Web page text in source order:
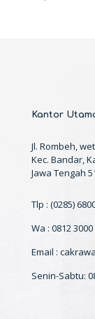
Kantor
Jl. Rombeh,
Kec. Bandar,
Jawa Tengah
Tlp : (0285)
Wa : 0812
Email :
Senin-Sabtu: